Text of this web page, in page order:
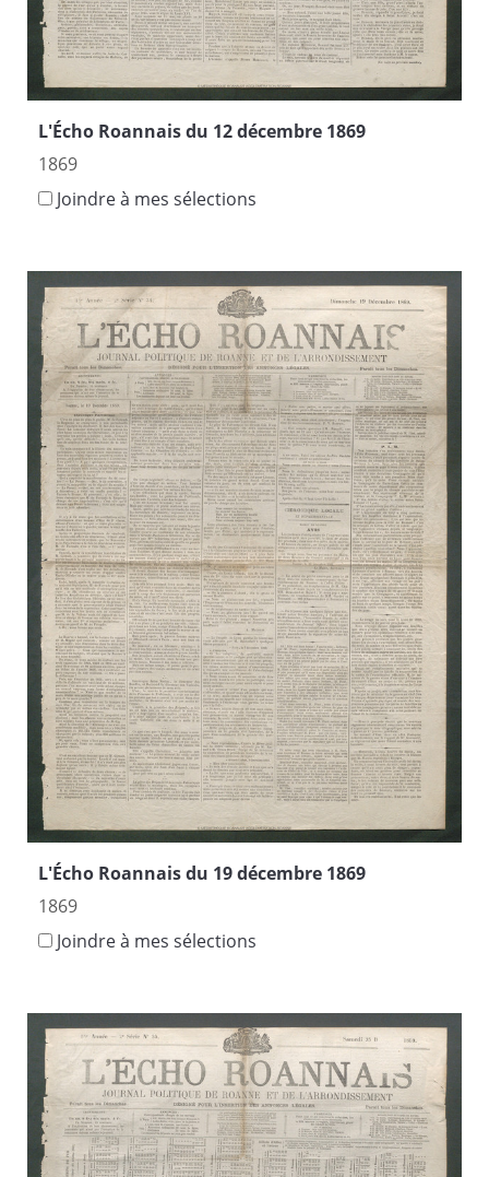
L'Écho Roannais du 12 décembre 1869
1869
Joindre à mes sélections
L'Écho Roannais du 19 décembre 1869
1869
Joindre à mes sélections